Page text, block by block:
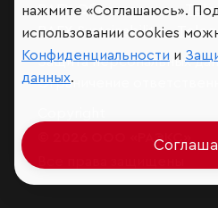
RAEX Образование –
RAEX Sustainability –
Защита персональных
Ограничение
© 2026 ООО «РАЭКС»
нажмите «Соглашаюсь».
использовании cookies
Конфиденциальности и
данных.